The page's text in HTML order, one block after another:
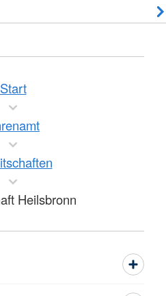
Start
Heilsbronn